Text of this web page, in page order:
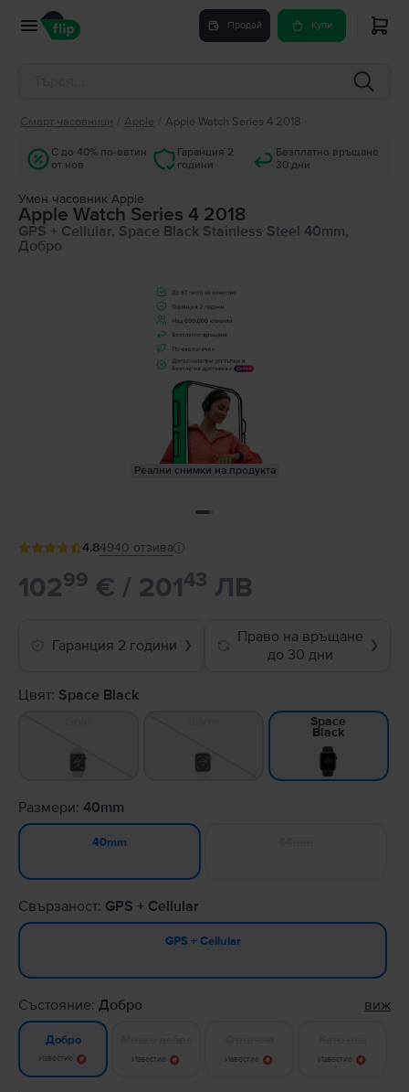
Продай Купи
Смарт часовници Apple Apple Watch Series 4 2018
С до 40% по-евтин
от нов
Гаранция 2
години
Безплатно връщане
30 дни
Умен часовник Apple
Apple Watch Series 4 2018
GPS + Cellular, Space Black Stainless Steel 40mm,
Добро
Реални снимки на продукта
4.84940 отзива
10299 € / 20143 ЛВ
Гаранция 2 години ❯
Право на връщане
до 30 дни
❯
Цвят: Space Black
Space
Black
Размери: 40mm
40mm
Свързаност: GPS + Cellular
GPS + Cellular
Състояние: Добро виж
Добро
Известие Известие Известие Известие